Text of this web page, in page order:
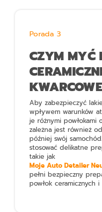
Porada 3
CZYM MYĆ
Aby zabezpieczyć
wpływem warunków
je różnymi powłokami
zależna jest również
później swój
stosować delikatne
takie jak
Moje Auto Detailer
pełni bezpieczny
powłok ceramicznych i